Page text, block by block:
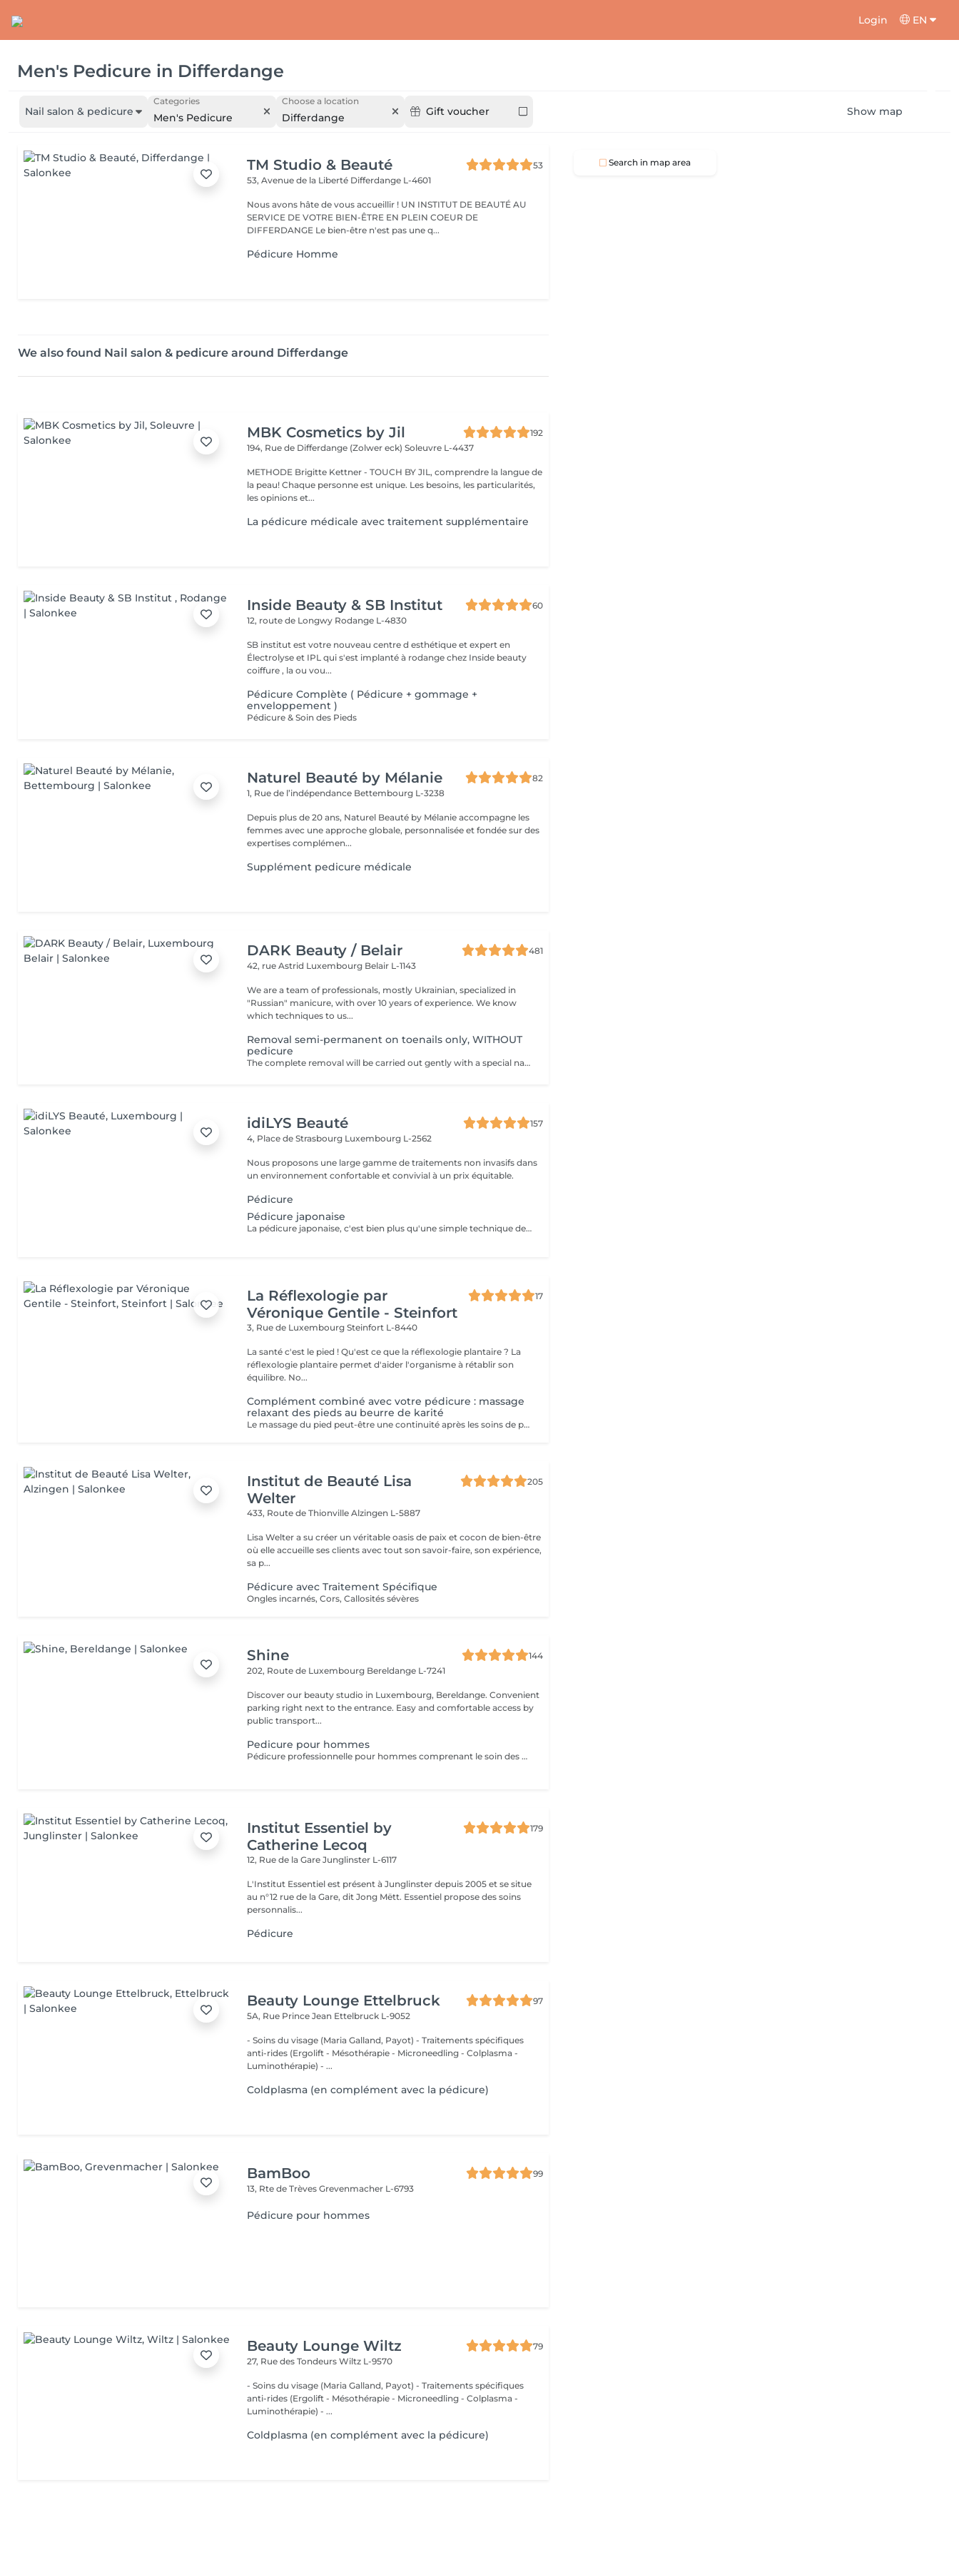
Login EN
Men's Pedicure in Differdange
Nail salon & pedicure
Categories
Men's Pedicure
Choose a location
Differdange Gift voucher Show map
TM Studio & Beauté
53
53, Avenue de la Liberté Differdange L-4601
Nous avons hâte de vous accueillir ! UN INSTITUT DE BEAUTÉ AU
SERVICE DE VOTRE BIEN-ÊTRE EN PLEIN COEUR DE
DIFFERDANGE Le bien-être n'est pas une q...
Pédicure Homme
We also found Nail salon & pedicure around Differdange
MBK Cosmetics by Jil
192
194, Rue de Differdange (Zolwer eck)Soleuvre L-4437
METHODE Brigitte Kettner - TOUCH BY JIL, comprendre la langue de
la peau! Chaque personne est unique. Les besoins, les particularités,
les opinions et...
La pédicure médicale avec traitement supplémentaire
Inside Beauty & SB Institut
60
12, route de Longwy Rodange L-4830
SB institut est votre nouveau centre d esthétique et expert en
Électrolyse et IPL qui s'est implanté à rodange chez Inside beauty
coiffure , la ou vou...
Pédicure Complète ( Pédicure + gommage +
enveloppement )
Pédicure & Soin des Pieds
Naturel Beauté by Mélanie
82
1, Rue de l’indépendance Bettembourg L-3238
Depuis plus de 20 ans, Naturel Beauté by Mélanie accompagne les
femmes avec une approche globale, personnalisée et fondée sur des
expertises complémen...
Supplément pedicure médicale
DARK Beauty / Belair
481
42, rue Astrid Luxembourg Belair L-1143
We are a team of professionals, mostly Ukrainian, specialized in
"Russian" manicure, with over 10 years of experience. We know
which techniques to us...
Removal semi-permanent on toenails only, WITHOUT
pedicure
The complete removal will be carried out gently with a special nail drill bit Included in the service : Shape and file nails.
idiLYS Beauté
157
4, Place de Strasbourg Luxembourg L-2562
Nous proposons une large gamme de traitements non invasifs dans
un environnement confortable et convivial à un prix équitable.
Pédicure
Pédicure japonaise
La pédicure japonaise, c'est bien plus qu'une simple technique de soin des ongles. Le but, c'est vraiment de redonner de l'éclat et de la vitalité aux ongles. Des ingrédients naturels sont utilisés pour chouchouter les ongles et mettre en valeur leur beauté innée : - on nourrit et on renforce les ongles avec des produits comme la cire d'abeille, le lait de riz et le soja. - on utilise des outils spécifiques et des techniques toutes douces, comme un polissage délicat et l'application de pâtes riches en nutriments.
La Réflexologie par
Véronique Gentile - Steinfort
17
3, Rue de LuxembourgSteinfort L-8440
La santé c'est le pied ! Qu'est ce que la réflexologie plantaire ? La
réflexologie plantaire permet d'aider l'organisme à rétablir son
équilibre. No...
Complément combiné avec votre pédicure : massage
relaxant des pieds au beurre de karité
Le massage du pied peut-être une continuité après les soins de pédicure: - Apporte une détente - Evacue tout stress - Stimule la circulation sanguine
Institut de Beauté Lisa
Welter
205
433, Route de ThionvilleAlzingen L-5887
Lisa Welter a su créer un véritable oasis de paix et cocon de bien-être
où elle accueille ses clients avec tout son savoir-faire, son expérience,
sa p...
Pédicure avec Traitement Spécifique
Ongles incarnés, Cors, Callosités sévères
Shine
144
202, Route de Luxembourg Bereldange L-7241
Discover our beauty studio in Luxembourg, Bereldange. Convenient
parking right next to the entrance. Easy and comfortable access by
public transport...
Pedicure pour hommes
Pédicure professionnelle pour hommes comprenant le soin des ongles, le traitement des cuticules, l'élimination des callosités et l'hydratation des pieds. Idéal pour des pieds propres, soignés et confortables.
Institut Essentiel by
Catherine Lecoq
179
12, Rue de la GareJunglinster L-6117
L'Institut Essentiel est présent à Junglinster depuis 2005 et se situe
au n°12 rue de la Gare, dit Jong Mëtt. Essentiel propose des soins
personnalis...
Pédicure
Beauty Lounge Ettelbruck
97
5A, Rue Prince Jean Ettelbruck L-9052
- Soins du visage (Maria Galland, Payot) - Traitements spécifiques
anti-rides (Ergolift - Mésothérapie - Microneedling - Colplasma -
Luminothérapie) - ...
Coldplasma (en complément avec la pédicure)
BamBoo
99
13, Rte de TrèvesGrevenmacher L-6793
Pédicure pour hommes
Beauty Lounge Wiltz
79
27, Rue des TondeursWiltz L-9570
- Soins du visage (Maria Galland, Payot) - Traitements spécifiques
anti-rides (Ergolift - Mésothérapie - Microneedling - Colplasma -
Luminothérapie) - ...
Coldplasma (en complément avec la pédicure)
Search in map area